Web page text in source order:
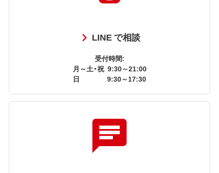
LINE で相談
受付時間:
月～土・祝 9:30～21:00
日
9:30～17:30